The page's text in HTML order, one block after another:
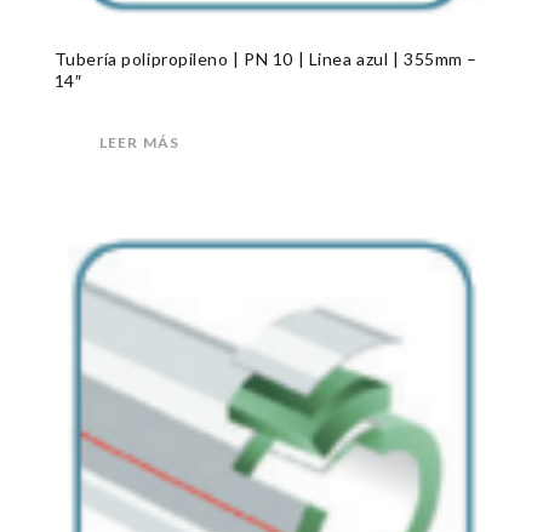
Tubería polipropileno | PN 10 | Linea azul | 355mm –
14″
LEER MÁS